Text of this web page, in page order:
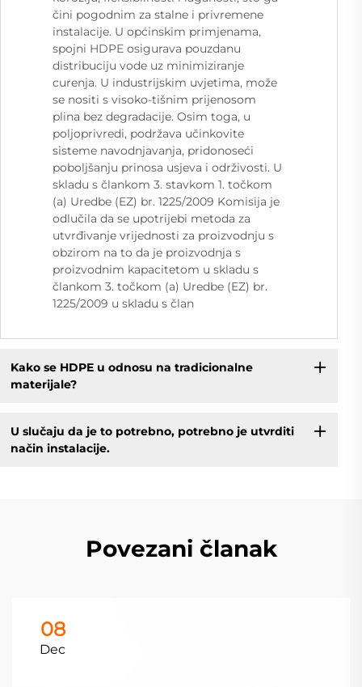
čini pogodnim za stalne i privremene
instalacije. U općinskim primjenama,
spojni HDPE osigurava pouzdanu
distribuciju vode uz minimiziranje
curenja. U industrijskim uvjetima, može
se nositi s visoko-tišnim prijenosom
plina bez degradacije. Osim toga, u
poljoprivredi, podržava učinkovite
sisteme navodnjavanja, pridonoseći
poboljšanju prinosa usjeva i održivosti. U
skladu s člankom 3. stavkom 1. točkom
(a) Uredbe (EZ) br. 1225/2009 Komisija je
odlučila da se upotrijebi metoda za
utvrđivanje vrijednosti za proizvodnju s
obzirom na to da je proizvodnja s
proizvodnim kapacitetom u skladu s
člankom 3. točkom (a) Uredbe (EZ) br.
1225/2009 u skladu s član
Kako se HDPE u odnosu na tradicionalne
materijale?
U slučaju da je to potrebno, potrebno je utvrditi
način instalacije.
Povezani članak
08
Dec